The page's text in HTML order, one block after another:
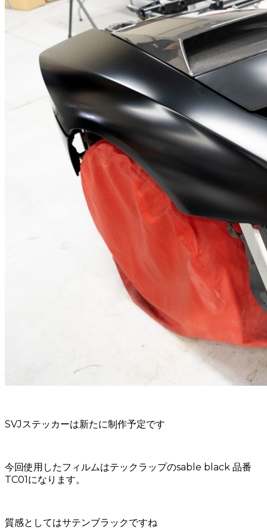
SVJステッカーは新たに制作予定です
今回使用したフィルムはテックラップのsable black 品番
TC01になります。
質感としてはサテンブラックですね